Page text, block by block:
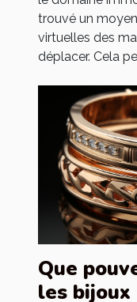
trouvé un
virtuelles des
déplacer. Cela
Que
les bijoux